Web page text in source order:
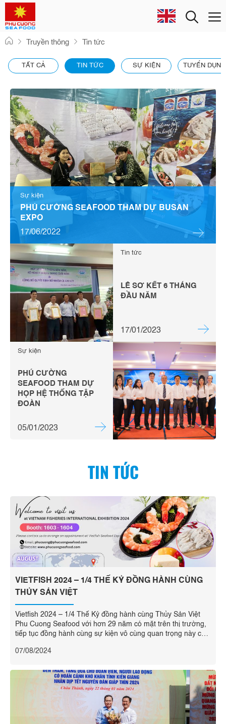
Skip
content
Truyền thông Tin tức
TẤT CẢ TIN TỨC SỰ KIỆN TUYỂN DỤNG
Sự kiện
PHÚ CƯỜNG SEAFOOD THAM DỰ BUSAN
EXPO
17/06/2022
Tin tức
LỄ SƠ KẾT 6 THÁNG
ĐẦU NĂM
17/01/2023
Sự kiện
PHÚ CƯỜNG
SEAFOOD THAM DỰ
HỌP HỆ THỐNG TẬP
ĐOÀN
05/01/2023
TIN TỨC
VIETFISH 2024 – 1/4 THẾ KỶ ĐỒNG HÀNH CÙNG
THỦY SẢN VIỆT
Vietfish 2024 – 1/4 Thế Kỷ đồng hành cùng Thủy Sản Việt
Phu Cuong Seafood với hơn 29 năm có mặt trên thị trường,
tiếp tục đồng hành cùng sự kiện vô cùng quan trọng này của
lý, Hãng tàu, Đối tác truyền thông, ...
07/08/2024